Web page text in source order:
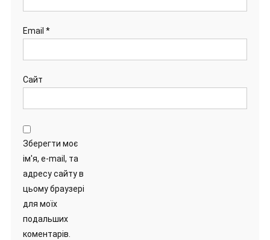
Email *
Сайт
Зберегти моє
ім'я, e-mail, та
адресу сайту в
цьому браузері
для моїх
подальших
коментарів.